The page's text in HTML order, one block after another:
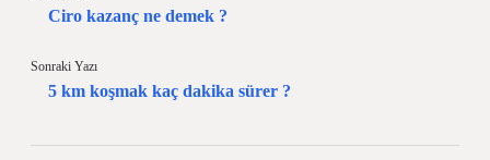
Ciro kazanç ne demek ?
Sonraki Yazı
5 km koşmak kaç dakika sürer ?